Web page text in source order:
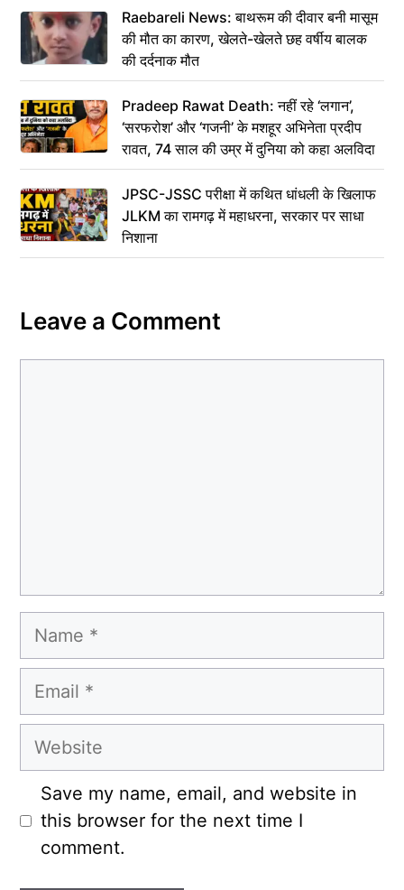
Raebareli News: बाथरूम की दीवार बनी मासूम
की मौत का कारण, खेलते-खेलते छह वर्षीय बालक
की दर्दनाक मौत
Pradeep Rawat Death: नहीं रहे ‘लगान’,
‘सरफरोश’ और ‘गजनी’ के मशहूर अभिनेता प्रदीप
रावत, 74 साल की उम्र में दुनिया को कहा अलविदा
JPSC-JSSC परीक्षा में कथित धांधली के खिलाफ
JLKM का रामगढ़ में महाधरना, सरकार पर साधा
निशाना
Leave a Comment
Name
Email
Website
Save my name, email, and website in
this browser for the next time I
comment.